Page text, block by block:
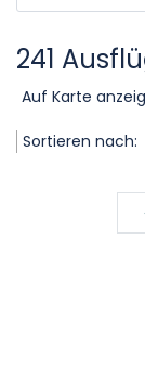
241
Auf Karte
Sortieren nach: